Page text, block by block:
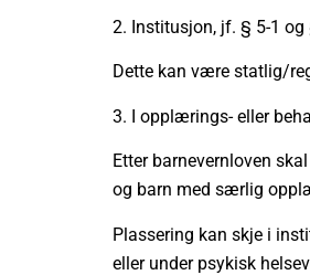
2. Institusjon, jf. § 5-1 og
Dette kan være statlig/
3. I opplærings- eller
Etter barnevernloven
og barn med særlig
Plassering kan skje i
eller under psykisk